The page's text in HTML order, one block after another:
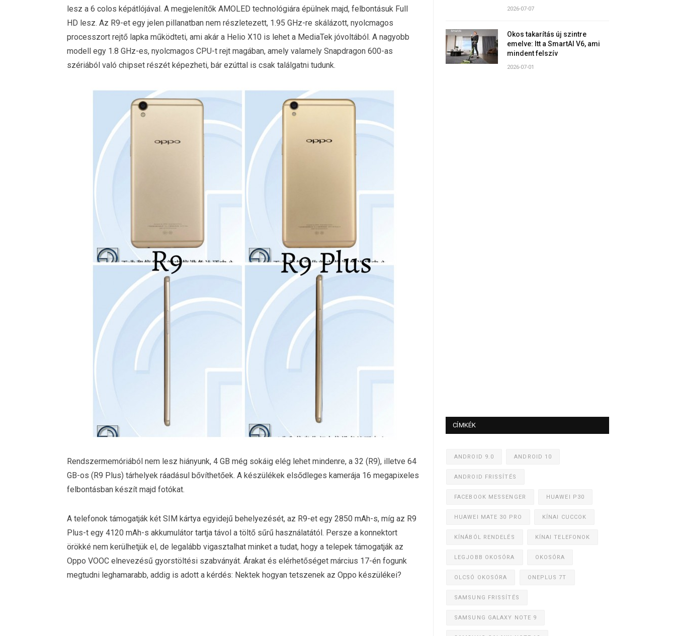
lesz a 6 colos képátlójával. A megjelenítők AMOLED technológiára épülnek majd, felbontásuk Full
HD lesz. Az R9-et egy jelen pillanatban nem részletezett, 1.95 GHz-re skálázott, nyolcmagos
processzort rejtő lapka működteti, ami akár a Helio X10 is lehet a MediaTek jóvoltából. A nagyobb
modell egy 1.8 GHz-es, nyolcmagos CPU-t rejt magában, amely valamely Snapdragon 600-as
szériából való chipset részét képezheti, bár ezúttal is csak találgatni tudunk.
Rendszermemóriából nem lesz hiányunk, 4 GB még sokáig elég lehet mindenre, a 32 (R9), illetve 64
GB-os (R9 Plus) tárhelyek ráadásul bővíthetőek. A készülékek elsődleges kamerája 16 megapixeles
felbontásban készít majd fotókat.
A telefonok támogatják két SIM kártya egyidejű behelyezését, az R9-et egy 2850 mAh-s, míg az R9
Plus-t egy 4120 mAh-s akkumulátor tartja távol a töltő sűrű használatától. Persze a konnektort
örökké nem kerülhetjük el, de legalább vigasztalhat minket a tudat, hogy a telepek támogatják az
Oppo VOOC elnevezésű gyorstöltési szabványát. Árakat és elérhetőséget március 17-én fogunk
megtudni leghamarabb, addig is adott a kérdés: Nektek hogyan tetszenek az Oppo készülékei?
2026-07-07
Okos takarítás új szintre
emelve: Itt a SmartAI V6, ami
mindent felszív
2026-07-01
CÍMKÉK
ANDROID 9.0 ANDROID 10
ANDROID FRISSÍTÉS
FACEBOOK MESSENGER HUAWEI P30
HUAWEI MATE 30 PRO KÍNAI CUCCOK
KÍNÁBÓL RENDELÉS KÍNAI TELEFONOK
LEGJOBB OKOSÓRA OKOSÓRA
OLCSÓ OKOSÓRA ONEPLUS 7T
SAMSUNG FRISSÍTÉS
SAMSUNG GALAXY NOTE 9